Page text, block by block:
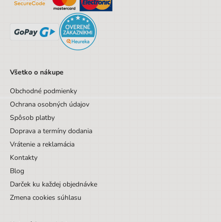
Sada/Sety/Balíčky
Designová položka
Všetko o nákupe
Obchodné podmienky
Ochrana osobných údajov
Spôsob platby
Doprava a termíny dodania
Vrátenie a reklamácia
Kontakty
Blog
Darček ku každej objednávke
Zmena cookies súhlasu